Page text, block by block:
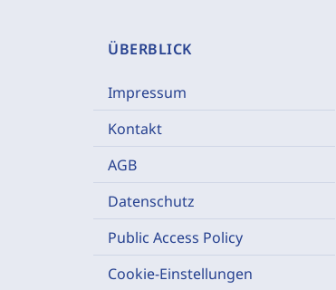
ÜBERBLICK
Impressum
Kontakt
AGB
Datenschutz
Public Access Policy
Cookie-Einstellungen